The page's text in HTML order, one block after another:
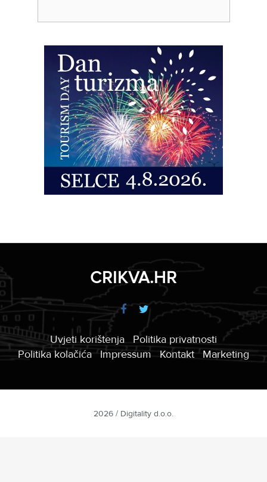
CRIKVA.HR
Uvjeti korištenja
Politika privatnosti
Politika kolačića
Impressum Kontakt Marketing
2026 / Digitality d.o.o.